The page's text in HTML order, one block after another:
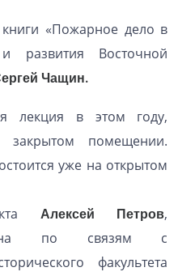
«Пожарное дело в
развития Восточной
Чащин.
лекция в этом году,
закрытом помещении.
уже на открытом
Алексей Петров,
по связям с
факультета